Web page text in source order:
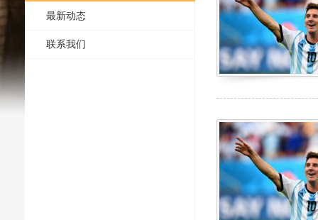
最新动态
联系我们